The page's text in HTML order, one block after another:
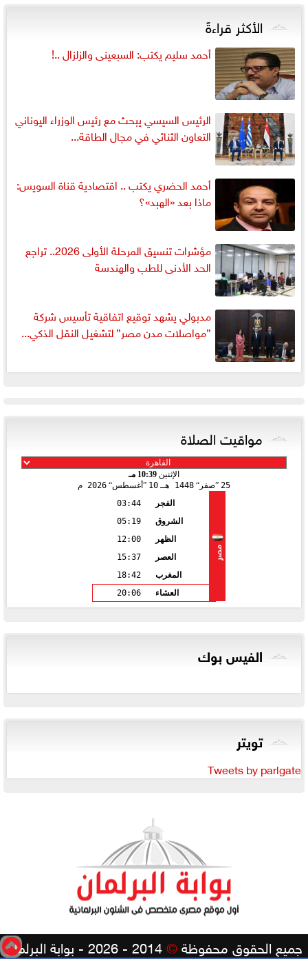
الأكثر قراءةً
أحمد سليم يكتب: السبعينى والزلزال ..!
الرئيس السيسي يبحث مع رئيس الوزراء اليوناني
التعاون الثنائي في مجال الطاقة...
أحمد الحضري يكتب .. اقتصادية قناة السويس:
ماذا بعد «الهبد»؟
مؤشرات تنسيق المرحلة الأولى 2026.. تراجع
الحد الأدنى للطب والهندسة
مدبولي يشهد توقيع اتفاقية تأسيس شركة
”مواصلات مدن مصر” لتشغيل النقل الذكي...
مواقيت الصلاة
الإثنين 10:39 مـ
25
صفر 1448 هـ 10 أغسطس 2026 م
مصر
الفجر
03:44
الشروق
05:19
الظهر
12:00
العصر
15:37
المغرب
18:42
العشاء
20:06
الفيس بوك
تويتر
Tweets by parlgate
جميع الحقوق محفوظة©